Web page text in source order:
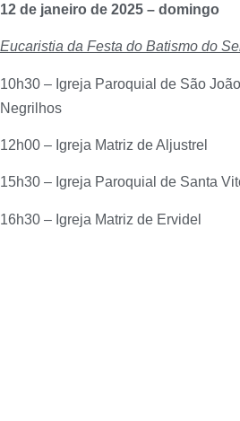
12 de janeiro de 2025 – domingo
Eucaristia da Festa do Batismo do
10h30 – Igreja Paroquial de São
Negrilhos
12h00 – Igreja Matriz de Aljustrel
15h30 – Igreja Paroquial de Santa
16h30 – Igreja Matriz de Ervidel